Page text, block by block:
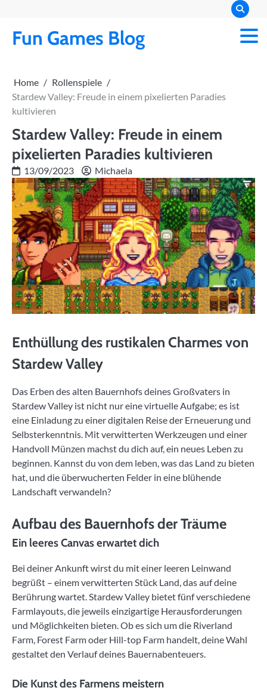
content
Fun Games Blog
Home
Rollenspiele
Stardew Valley: Freude in einem pixelierten Paradies
kultivieren
Stardew Valley: Freude in einem
pixelierten Paradies kultivieren
13/09/2023 Michaela
Enthüllung des rustikalen Charmes von
Stardew Valley
Das Erben des alten Bauernhofs deines Großvaters in
Stardew Valley ist nicht nur eine virtuelle Aufgabe; es ist
eine Einladung zu einer digitalen Reise der Erneuerung und
Selbsterkenntnis. Mit verwitterten Werkzeugen und einer
Handvoll Münzen machst du dich auf, ein neues Leben zu
beginnen. Kannst du von dem leben, was das Land zu bieten
hat, und die überwucherten Felder in eine blühende
Landschaft verwandeln?
Aufbau des Bauernhofs der Träume
Ein leeres Canvas erwartet dich
Bei deiner Ankunft wirst du mit einer leeren Leinwand
begrüßt – einem verwitterten Stück Land, das auf deine
Berührung wartet. Stardew Valley bietet fünf verschiedene
Farmlayouts, die jeweils einzigartige Herausforderungen
und Möglichkeiten bieten. Ob es sich um die Riverland
Farm, Forest Farm oder Hill-top Farm handelt, deine Wahl
gestaltet den Verlauf deines Bauernabenteuers.
Die Kunst des Farmens meistern